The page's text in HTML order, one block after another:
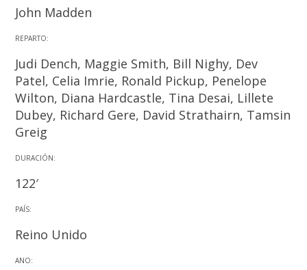
John Madden
REPARTO:
Judi Dench, Maggie Smith, Bill Nighy, Dev
Patel, Celia Imrie, Ronald Pickup, Penelope
Wilton, Diana Hardcastle, Tina Desai, Lillete
Dubey, Richard Gere, David Strathairn, Tamsin
Greig
DURACIÓN:
122′
PAÍS:
Reino Unido
ANO: